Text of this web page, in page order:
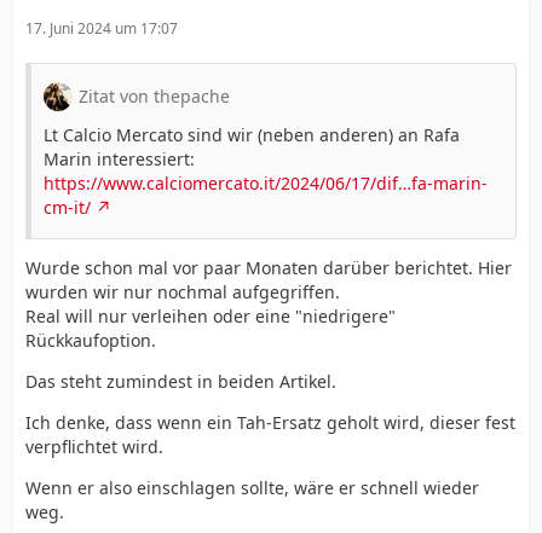
17. Juni 2024 um 17:07
Zitat von thepache
Lt Calcio Mercato sind wir (neben anderen) an Rafa
Marin interessiert:
https://www.calciomercato.it/2024/06/17/dif…fa-marin-
cm-it/
Wurde schon mal vor paar Monaten darüber berichtet. Hier
wurden wir nur nochmal aufgegriffen.
Real will nur verleihen oder eine "niedrigere"
Rückkaufoption.
Das steht zumindest in beiden Artikel.
Ich denke, dass wenn ein Tah-Ersatz geholt wird, dieser fest
verpflichtet wird.
Wenn er also einschlagen sollte, wäre er schnell wieder
weg.